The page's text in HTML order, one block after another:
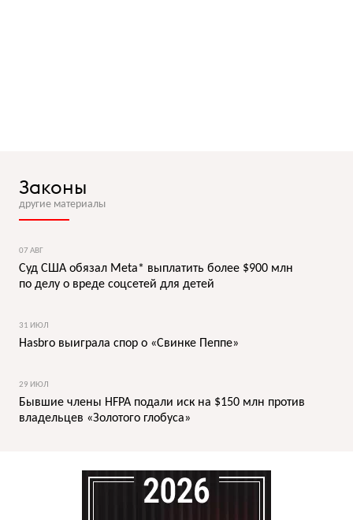
Законы
другие материалы
07 АВГ
Суд США обязал Meta* выплатить более $900 млн
по делу о вреде соцсетей для детей
31 ИЮЛ
Hasbro выиграла спор о «Свинке Пеппе»
29 ИЮЛ
Бывшие члены HFPA подали иск на $150 млн против
владельцев «Золотого глобуса»